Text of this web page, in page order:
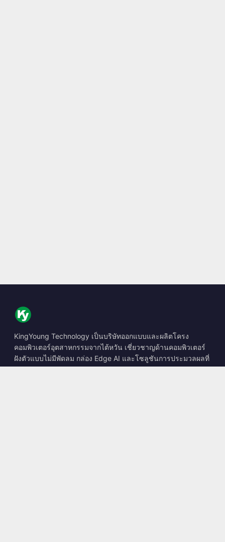
KingYoung Technology เป็นบริษัทออกแบบและผลิตโครง
คอมพิวเตอร์อุตสาหกรรมจากไต้หวัน เชี่ยวชาญด้านคอมพิวเตอร์
ฝังตัวแบบไม่มีพัดลม กล่อง Edge AI และโซลูชันการประมวลผลที่
ทนทาน